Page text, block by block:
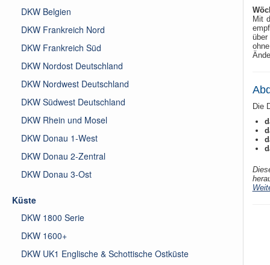
Mit
Die
DKW Belgien
DKW Frankreich Nord
DKW Frankreich Süd
DKW Nordost Deutschland
DKW Nordwest Deutschland
DKW Südwest Deutschland
DKW Rhein und Mosel
DKW Donau 1-West
DKW Donau 2-Zentral
DKW Donau 3-Ost
Küste
DKW 1800 Serie
DKW 1600+
DKW UK1 Englische & Schottische Ostküste